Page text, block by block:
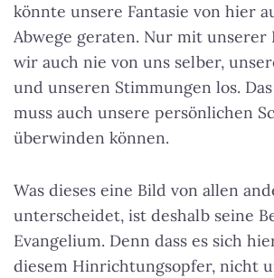
könnte unsere Fantasie von hier
Abwege geraten. Nur mit unserer
wir auch nie von uns selber,
und unseren Stimmungen los.
muss auch unsere persönlichen
überwinden können.
Was dieses eine Bild von allen
unterscheidet, ist deshalb seine
Evangelium. Denn dass es sich
diesem Hinrichtungsopfer, nicht